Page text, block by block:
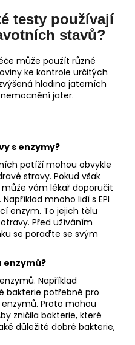
testy používají
stavů?
může použít různé
ke kontrole určitých
hladina jaterních
jater.
s enzymy?
potíží mohou obvykle
stravy. Pokud však
vám lékař doporučit
mnoho lidí s EPI
enzym. To jejich tělu
Před užíváním
se poraďte se svým
enzymů?
Například
bakterie potřebné pro
Proto mohou
zničila bakterie, které
důležité dobré bakterie,